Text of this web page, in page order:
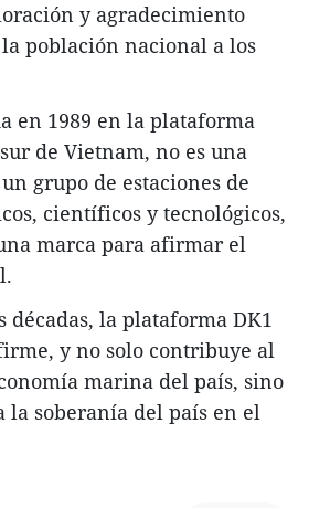
y agradecimiento
población nacional a los
en 1989 en la plataforma
de Vietnam, no es una
grupo de estaciones de
científicos y tecnológicos,
marca para afirmar el
décadas, la plataforma DK1
y no solo contribuye al
marina del país, sino
la soberanía del país en el